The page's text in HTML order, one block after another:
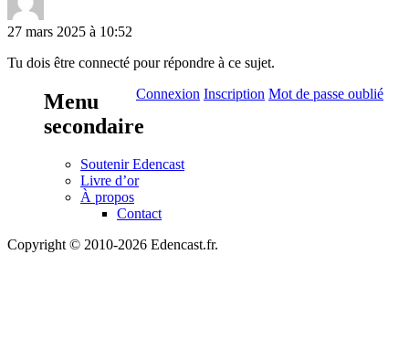
27 mars 2025 à 10:52
Tu dois être connecté pour répondre à ce sujet.
Connexion Inscription Mot de passe oublié
Menu
secondaire
Soutenir Edencast
Livre d’or
À propos
Contact
Copyright © 2010-2026 Edencast.fr.